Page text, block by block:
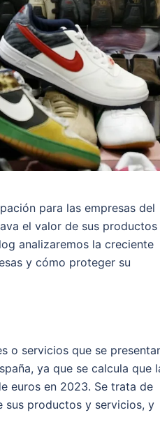
para las empresas del
el valor de sus productos
analizaremos la creciente
y cómo proteger su
o servicios que se
ya que se calcula que
euros en 2023. Se trata de
sus productos y servicios, y